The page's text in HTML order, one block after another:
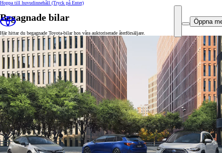
Hoppa till huvudinnehåll (Tryck på Enter)
Öppna
Begagnade bilar
Här hittar du begagnade Toyota-bilar hos våra auktoriserade återförsäljare.